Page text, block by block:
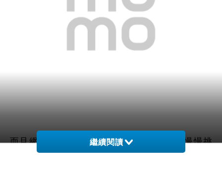
而且網路購物超方便24小時都能買，上網慢慢挑
繼續閱讀